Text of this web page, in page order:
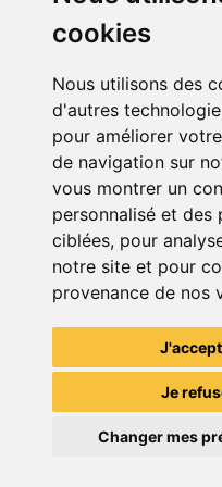
cookies
Nous utilisons des
d'autres
pour améliorer
de navigation sur
vous montrer un
personnalisé et des
ciblées, pour
notre site et pour
provenance de nos
Je
Changer mes
Détails
Etat : 5 sur 5 étoiles
-
Membres intéressés :
Mis en ligne le : 03/09/
Tags
nintendo
ds
Télécharge notre app